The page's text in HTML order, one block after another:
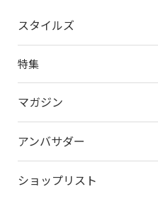
スタイルズ
特集
マガジン
アンバサダー
ショップリスト